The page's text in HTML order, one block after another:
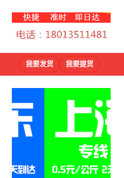
我要发货 我要提货